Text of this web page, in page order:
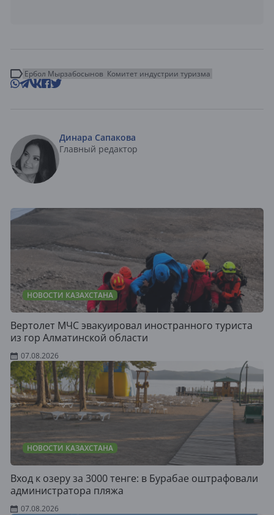
Ербол Мырзабосынов Комитет индустрии туризма
Динара Сапакова
Главный редактор
НОВОСТИ КАЗАХСТАНА
Вертолет МЧС эвакуировал иностранного туриста
из гор Алматинской области
07.08.2026
НОВОСТИ КАЗАХСТАНА
Вход к озеру за 3000 тенге: в Бурабае оштрафовали
администратора пляжа
07.08.2026